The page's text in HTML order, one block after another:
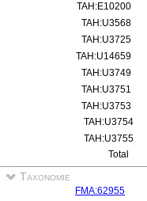
TAH:E10200
TAH:U3568
TAH:U3725
TAH:U14659
TAH:U3749
TAH:U3751
TAH:U3753
TAH:U3754
TAH:U3755
Total
Taxonomie
FMA:62955